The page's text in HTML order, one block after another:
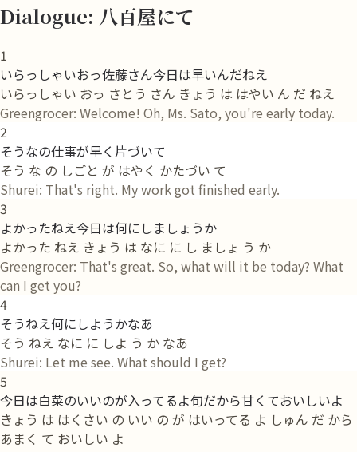
Dialogue: 八百屋にて
1
いらっしゃいおっ佐藤さん今日は早いんだねえ
いらっしゃい おっ さとう さん きょう は はやい ん だ ねえ
Greengrocer: Welcome! Oh, Ms. Sato, you're early today.
2
そうなの仕事が早く片づいて
そう な の しごと が はやく かたづい て
Shurei: That's right. My work got finished early.
3
よかったねえ今日は何にしましょうか
よかった ねえ きょう は なに に し ましょ う か
Greengrocer: That's great. So, what will it be today? What
can I get you?
4
そうねえ何にしようかなあ
そう ねえ なに に しよ う か なあ
Shurei: Let me see. What should I get?
5
今日は白菜のいいのが入ってるよ旬だから甘くておいしいよ
きょう は はくさい の いい の が はいってる よ しゅん だ から
あまく て おいしい よ